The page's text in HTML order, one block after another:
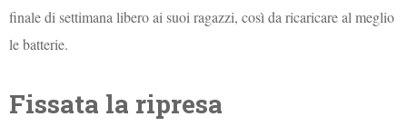
finale di settimana libero ai suoi ragazzi, così da ricaricare al meglio
le batterie.
Fissata la ripresa